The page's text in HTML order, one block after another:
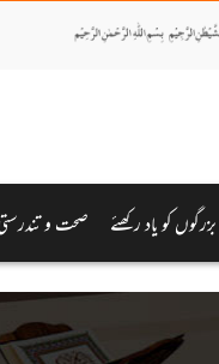
بزرگوں کو یاد رکھئے صحت و